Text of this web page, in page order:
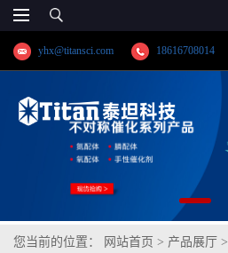
yhx@titansci.com 18616708014
您当前的位置： 网站首页 > 产品展厅 >